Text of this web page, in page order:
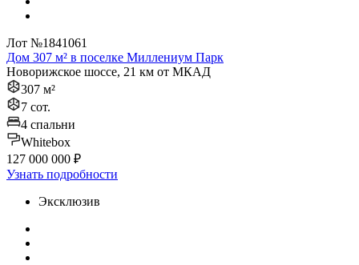
Лот №1841061
Дом 307 м² в поселке Миллениум Парк
Новорижское шоссе, 21 км от МКАД
307 м²
7 сот.
4 спальни
Whitebox
127 000 000 ₽
Узнать подробности
Эксклюзив